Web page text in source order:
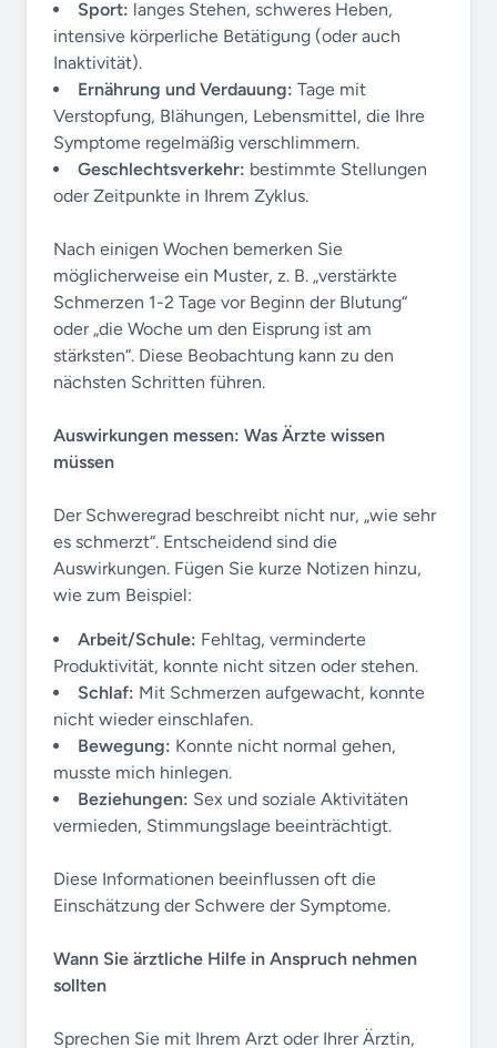
Sport: langes Stehen, schweres Heben,
intensive körperliche Betätigung (oder auch
Inaktivität).
Ernährung und Verdauung: Tage mit
Verstopfung, Blähungen, Lebensmittel, die Ihre
Symptome regelmäßig verschlimmern.
Geschlechtsverkehr: bestimmte Stellungen
oder Zeitpunkte in Ihrem Zyklus.
Nach einigen Wochen bemerken Sie
möglicherweise ein Muster, z. B. „verstärkte
Schmerzen 1-2 Tage vor Beginn der Blutung“
oder „die Woche um den Eisprung ist am
stärksten“. Diese Beobachtung kann zu den
nächsten Schritten führen.
Auswirkungen messen: Was Ärzte wissen
müssen
Der Schweregrad beschreibt nicht nur, „wie sehr
es schmerzt“. Entscheidend sind die
Auswirkungen. Fügen Sie kurze Notizen hinzu,
wie zum Beispiel:
Arbeit/Schule: Fehltag, verminderte
Produktivität, konnte nicht sitzen oder stehen.
Schlaf: Mit Schmerzen aufgewacht, konnte
nicht wieder einschlafen.
Bewegung: Konnte nicht normal gehen,
musste mich hinlegen.
Beziehungen: Sex und soziale Aktivitäten
vermieden, Stimmungslage beeinträchtigt.
Diese Informationen beeinflussen oft die
Einschätzung der Schwere der Symptome.
Wann Sie ärztliche Hilfe in Anspruch nehmen
sollten
Sprechen Sie mit Ihrem Arzt oder Ihrer Ärztin,